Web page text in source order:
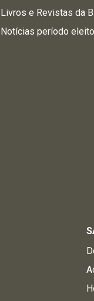
Livros e Revistas da
Notícias período